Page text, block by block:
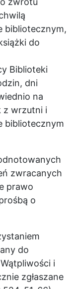
bibliotecznym,
do
Biblioteki
dni
na
z wrzutni i
bibliotecznym
zwracanych
prawo
o
do
i
zgłaszane